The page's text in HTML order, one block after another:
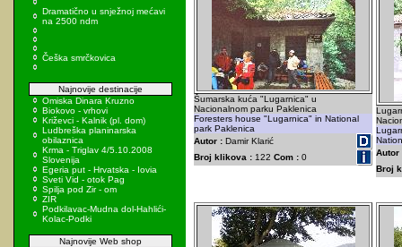
Dramatično u snježnoj mećavi
na 2500 ndm
Češka smrčkovica
Najnovije destinacije
Omiska Dinara Kruzno
Biokovo - vrhovi
Križevci - Kalnik (pl. dom)
Ludbreška planinarska
obilaznica
Krma - Triglav 4/5.10.2008
Slovenija
Egeria put - Hrvatska - Iovia
Sveti Vid - otok Pag
Spilja pod Zir - om
ZIR
Podkilavac-Mudna dol-Hahlići-
Kolac-Podki
Najnovije Web shop
Šumarska kuća "Lugarnica" u
Nacionalnom parku Paklenica
Foresters house "Lugarnica" in National
park Paklenica
Autor : Damir Klarić
Broj klikova : 122 Com : 0
Autor
Broj